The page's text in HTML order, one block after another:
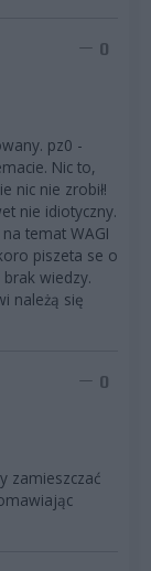
0
pz0 -
Nic to,
nic nie zrobił!
nie idiotyczny.
temat WAGI
piszeta se o
wiedzy.
należą się
0
zamieszczać